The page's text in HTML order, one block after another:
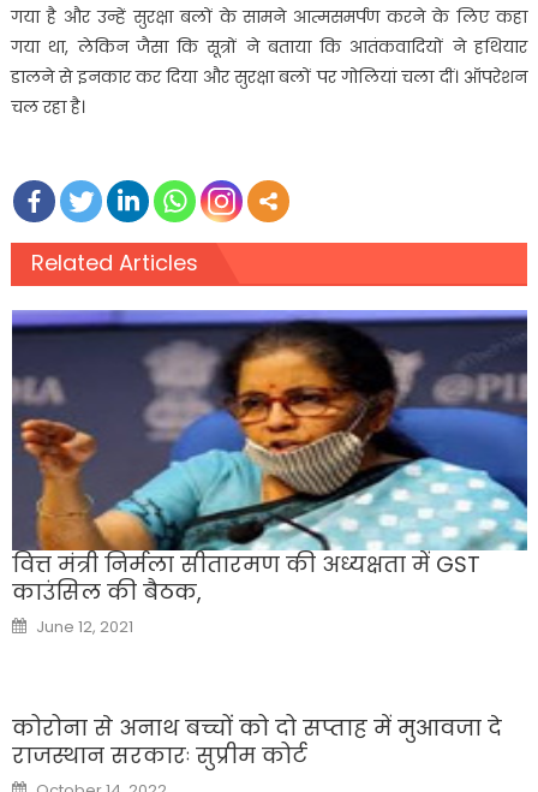
गया है और उन्हें सुरक्षा बलों के सामने आत्मसमर्पण करने के लिए कहा
गया था, लेकिन जैसा कि सूत्रों ने बताया कि आतंकवादियों ने हथियार
डालने से इनकार कर दिया और सुरक्षा बलों पर गोलियां चला दीं। ऑपरेशन
चल रहा है।
Related Articles
वित्त मंत्री निर्मला सीतारमण की अध्यक्षता में GST
काउंसिल की बैठक,
Posted
on
June 12, 2021
कोरोना से अनाथ बच्चों को दो सप्ताह में मुआवजा दे
राजस्थान सरकारः सुप्रीम कोर्ट
Posted